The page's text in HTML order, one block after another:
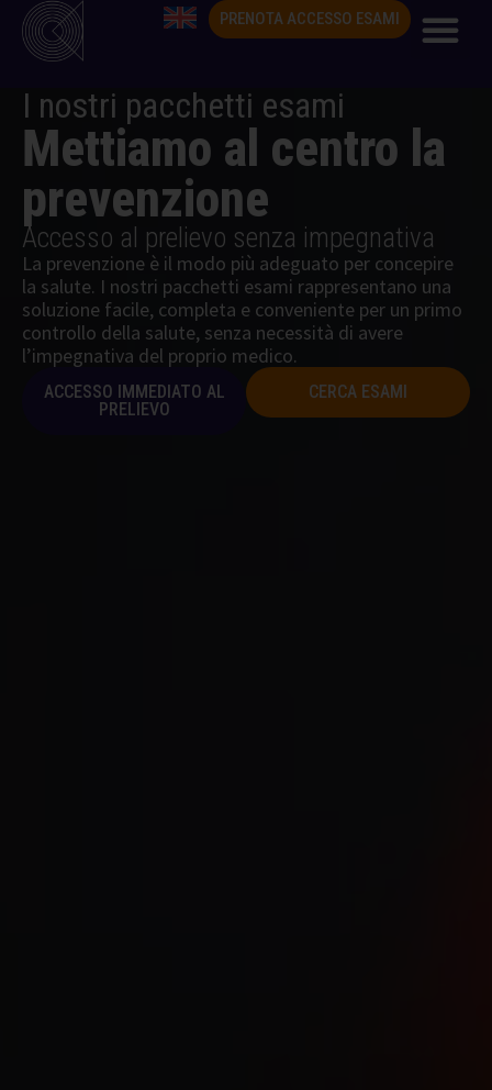
PRENOTA ACCESSO ESAMI
I nostri pacchetti esami
Mettiamo al centro la
prevenzione
Accesso al prelievo senza impegnativa
La prevenzione è il modo più adeguato per concepire
la salute. I nostri pacchetti esami rappresentano una
soluzione facile, completa e conveniente per un primo
controllo della salute, senza necessità di avere
l’impegnativa del proprio medico.
ACCESSO IMMEDIATO AL
PRELIEVO
CERCA ESAMI